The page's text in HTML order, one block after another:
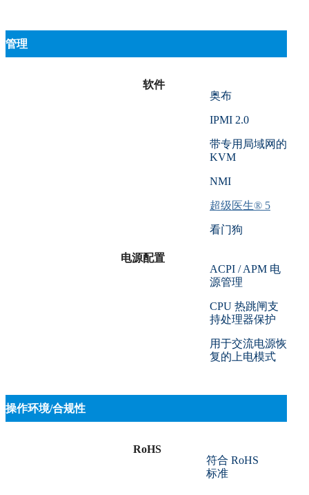
管理
软件
奥布
IPMI 2.0
带专用局域网的
KVM
NMI
超级医生® 5
看门狗
电源配置
ACPI / APM 电
源管理
CPU 热跳闸支
持处理器保护
用于交流电源恢
复的上电模式
操作环境/合规性
RoHS
符合 RoHS
标准